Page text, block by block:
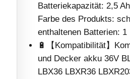
Batteriekapazität: 2,5
Farbe des Produkts:
enthaltenen Batterien: 1
🔋【Kompatibilität】
und Decker akku 36V
LBX36 LBXR36